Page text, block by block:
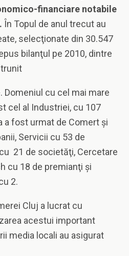
financiare notabile
În Topul de anul trecut au
selecţionate din 30.547
bilanţul pe 2010, dintre
Domeniul cu cel mai mare
cel al Industriei, cu 107
a fost urmat de Comert şi
Servicii cu 53 de
21 de societăţi, Cercetare
cu 18 de premianţi şi
2.
Cluj a lucrat cu
acestui important
media locali au asigurat